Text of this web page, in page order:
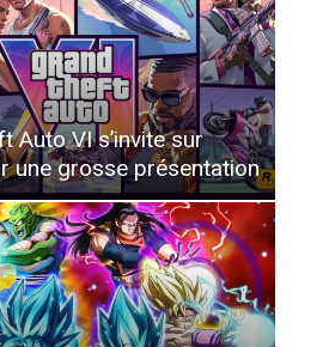
Auto VI s’invite sur
une grosse présentation